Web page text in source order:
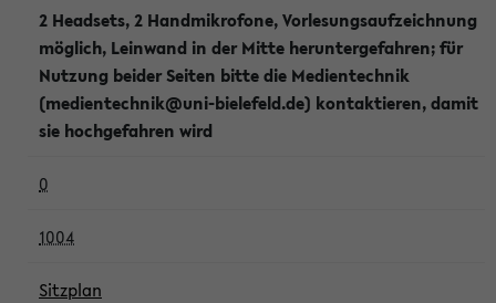
2 Headsets, 2 Handmikrofone, Vorlesungsaufzeichnung
möglich, Leinwand in der Mitte heruntergefahren; für
Nutzung beider Seiten bitte die Medientechnik
(medientechnik@uni-bielefeld.de) kontaktieren, damit
sie hochgefahren wird
0
1004
Sitzplan